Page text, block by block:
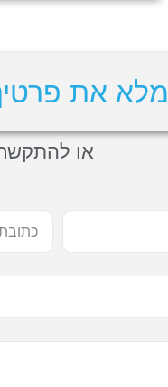
מלא את
או להתקשר